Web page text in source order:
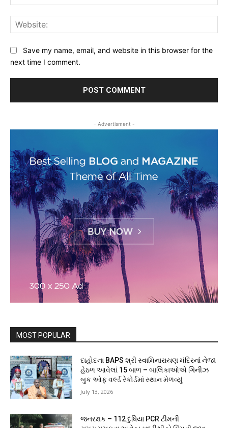
Save my name, email, and website in this browser for the
next time I comment.
- Advertisment -
MOST POPULAR
દાહોદના BAPS શ્રી સ્વામિનારાયણ મંદિરનાં નેજા
હેઠળ આવેલાં 15 બાળ – બાલિકાઓએ ગિનીઝ
બુક ઓફ વર્લ્ડ રેકોર્ડમાં સ્થાન મેળવ્યું
July 13, 2026
જનરક્ષક – 112 દુધિયા PCR ટીમની